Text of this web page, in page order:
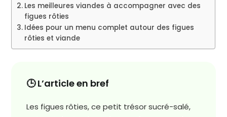
Les meilleures viandes à accompagner avec des
figues rôties
Idées pour un menu complet autour des figues
rôties et viande
🕒 L’article en bref
Les figues rôties, ce petit trésor sucré-salé,